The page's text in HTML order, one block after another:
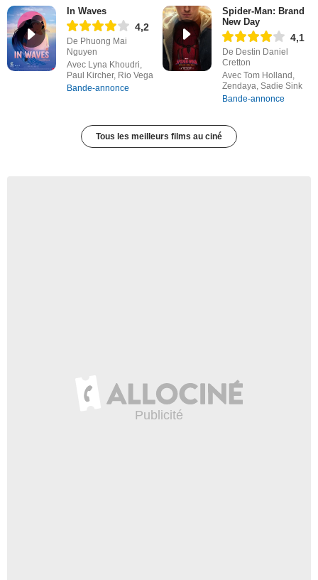
In Waves
4,2
De Phuong Mai
Nguyen
Avec Lyna Khoudri,
Paul Kircher, Rio Vega
Bande-annonce
Spider-Man: Brand
New Day
4,1
De Destin Daniel
Cretton
Avec Tom Holland,
Zendaya, Sadie Sink
Bande-annonce
Tous les meilleurs films au ciné